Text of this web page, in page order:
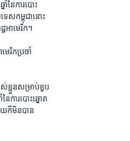
នៃ​ការ​បោះ​
េស​កម្ពុជា​នោះ​
អាមេរិក។​
េរិក​ប្រចាំ​
ស់​ខ្លួន​សម្រាប់​ខួប​
ៃ​ការ​បោះឆ្នោត​
យ​ក៏​មិន​បាន​